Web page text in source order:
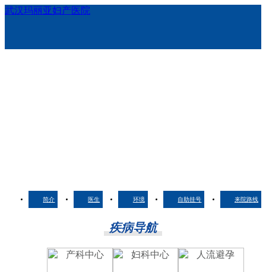
武汉玛丽亚妇产医院
简介 医生 环境 自助挂号 来院路线
疾病导航